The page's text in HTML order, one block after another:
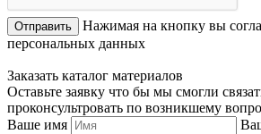
Отправить
Нажимая на кнопку вы
персональных данных
Заказать каталог материалов
Оставьте заявку что бы мы смогли
проконсультровать по возникшему
Ваше имя